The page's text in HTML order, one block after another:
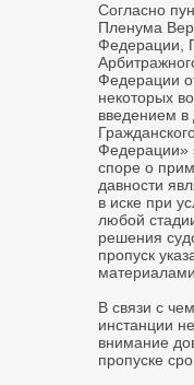
Согласно
Пленума
Федерации,
Федерации
некоторых
введением в
Федерации»
споре о
давности
в иске при
любой
решения
пропуск
В связи с
инстанции
внимание
пропуске